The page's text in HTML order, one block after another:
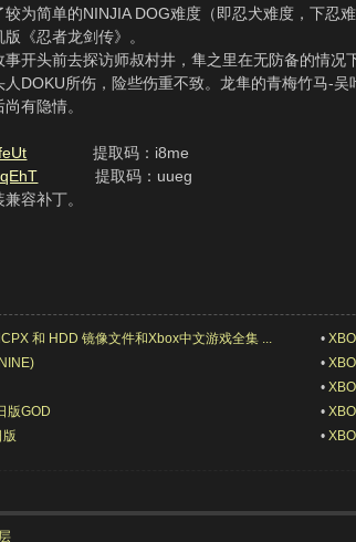
为简单的NINJIA DOG难度（即忍犬难度，下
《忍者龙剑传》。
头前去探访师叔村井，隼之里在无防备的情况
DOKU所伤，险些伤重不致。龙隼的青梅竹马-
有隐情。
提取码：i8me
提取码：uueg
容补丁。
和 HDD 镜像文件和Xbox中文游戏全集 ... •
•
•
版GOD •
•